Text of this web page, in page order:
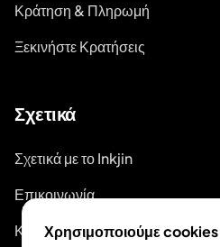
Κράτηση & Πληρωμή
Ξεκινήστε Κρατήσεις
Σχετικά
Σχετικά με το Inkjin
Επικοινωνία
Κιτ Επωνυμίας
Χρησιμοποιούμε cookies